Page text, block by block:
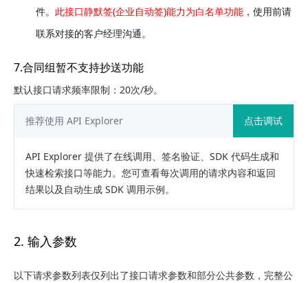
件。 此接口静默签(企业自动签)能力为白名单功能 ，使用前请
联系对接的客户经理沟通。
7.合同组暂不支持抄送功能
默认接口请求频率限制：20次/秒。
推荐使用 API Explorer 点击调试
API Explorer 提供了在线调用、签名验证、SDK 代码生成和
快速检索接口等能力。您可查看每次调用的请求内容和返回
结果以及自动生成 SDK 调用示例。
2. 输入参数
以下请求参数列表仅列出了接口请求参数和部分公共参数，完整公